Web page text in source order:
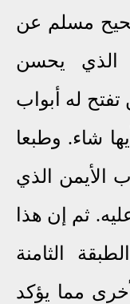
مسلم عن
يحسن
له أبواب
شاء. وطبعا
الأيمن الذي
ثم إن هذا
الثامنة
خرى مما يؤكد